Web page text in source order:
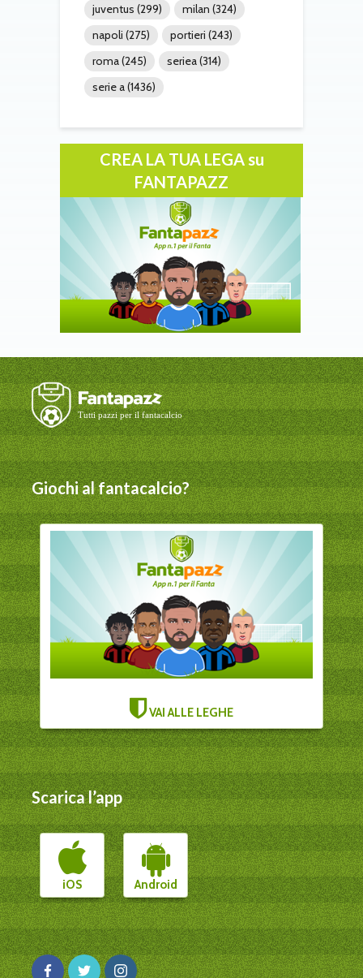
juventus (299) milan (324)
napoli (275) portieri (243)
roma(245) seriea(314)
serie a(1436)
CREA LA TUA LEGA su
FANTAPAZZ
Giochi al fantacalcio?
VAI ALLE LEGHE
Scarica l’app
iOS Android